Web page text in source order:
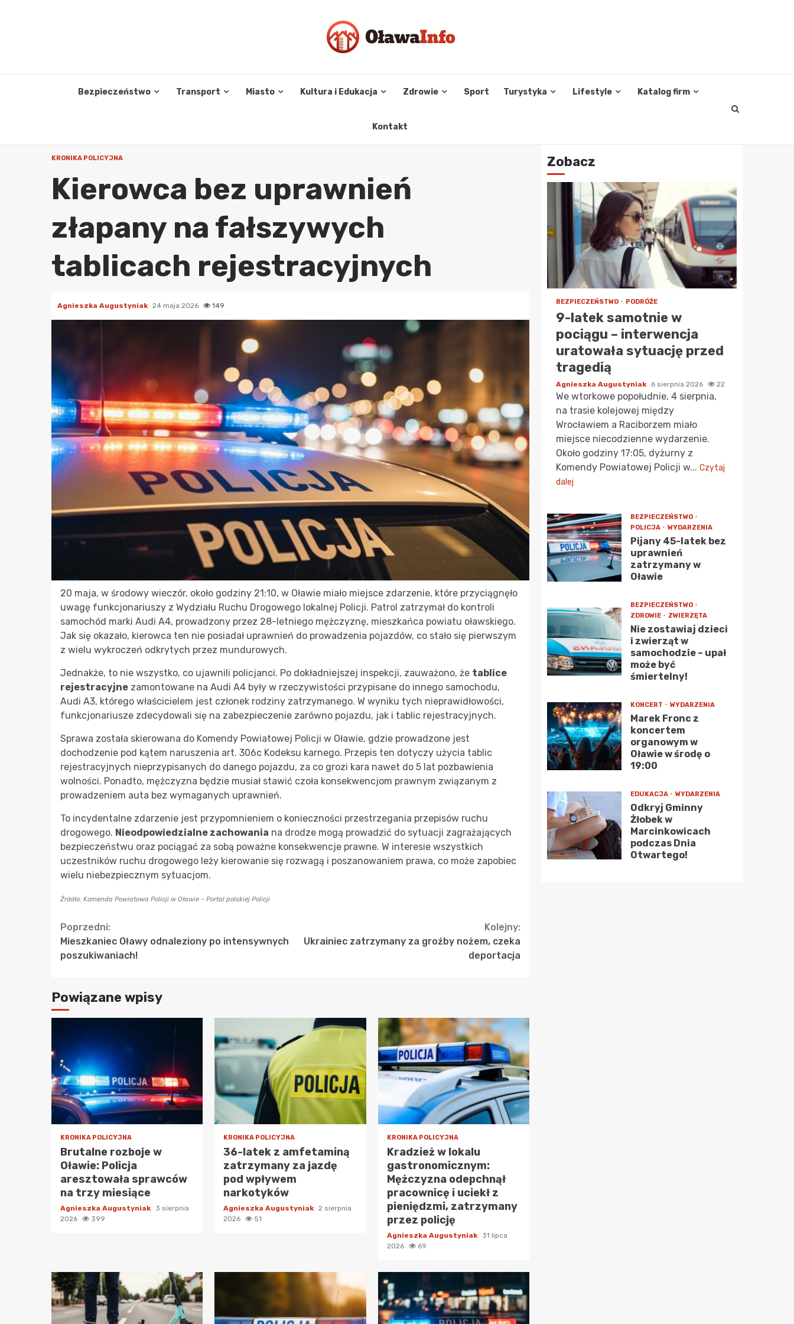
Bezpieczeństwo Transport Miasto Kultura i Edukacja Zdrowie Sport Turystyka Lifestyle Katalog firm
Kontakt
KRONIKA POLICYJNA
Kierowca bez uprawnień
złapany na fałszywych
tablicach rejestracyjnych
Agnieszka Augustyniak 24 maja 2026 149
20 maja, w środowy wieczór, około godziny 21:10, w Oławie miało miejsce zdarzenie, które przyciągnęło
uwagę funkcjonariuszy z Wydziału Ruchu Drogowego lokalnej Policji. Patrol zatrzymał do kontroli
samochód marki Audi A4, prowadzony przez 28-letniego mężczyznę, mieszkańca powiatu oławskiego.
Jak się okazało, kierowca ten nie posiadał uprawnień do prowadzenia pojazdów, co stało się pierwszym
z wielu wykroczeń odkrytych przez mundurowych.
Jednakże, to nie wszystko, co ujawnili policjanci. Po dokładniejszej inspekcji, zauważono, że tablice
rejestracyjne zamontowane na Audi A4 były w rzeczywistości przypisane do innego samochodu,
Audi A3, którego właścicielem jest członek rodziny zatrzymanego. W wyniku tych nieprawidłowości,
funkcjonariusze zdecydowali się na zabezpieczenie zarówno pojazdu, jak i tablic rejestracyjnych.
Sprawa została skierowana do Komendy Powiatowej Policji w Oławie, gdzie prowadzone jest
dochodzenie pod kątem naruszenia art. 306c Kodeksu karnego. Przepis ten dotyczy użycia tablic
rejestracyjnych nieprzypisanych do danego pojazdu, za co grozi kara nawet do 5 lat pozbawienia
wolności. Ponadto, mężczyzna będzie musiał stawić czoła konsekwencjom prawnym związanym z
prowadzeniem auta bez wymaganych uprawnień.
To incydentalne zdarzenie jest przypomnieniem o konieczności przestrzegania przepisów ruchu
drogowego. Nieodpowiedzialne zachowania na drodze mogą prowadzić do sytuacji zagrażających
bezpieczeństwu oraz pociągać za sobą poważne konsekwencje prawne. W interesie wszystkich
uczestników ruchu drogowego leży kierowanie się rozwagą i poszanowaniem prawa, co może zapobiec
wielu niebezpiecznym sytuacjom.
Źródło: Komenda Powiatowa Policji w Oławie – Portal polskiej Policji
Continue
Reading
Poprzedni:
Mieszkaniec Oławy odnaleziony po intensywnych
poszukiwaniach!
Kolejny:
Ukrainiec zatrzymany za groźby nożem, czeka
deportacja
Powiązane wpisy
KRONIKA POLICYJNA
Brutalne rozboje w
Oławie: Policja
aresztowała sprawców
na trzy miesiące
Agnieszka Augustyniak 3 sierpnia
2026
399
KRONIKA POLICYJNA
36-latek z amfetaminą
zatrzymany za jazdę
pod wpływem
narkotyków
Agnieszka Augustyniak 2 sierpnia
2026
51
KRONIKA POLICYJNA
Kradzież w lokalu
gastronomicznym:
Mężczyzna odepchnął
pracownicę i uciekł z
pieniędzmi, zatrzymany
przez policję
Agnieszka Augustyniak 31 lipca
2026
69
Zobacz
BEZPIECZEŃSTWO PODRÓŻE
9-latek samotnie w
pociągu – interwencja
uratowała sytuację przed
tragedią
Agnieszka Augustyniak 6 sierpnia 2026 22
We wtorkowe popołudnie, 4 sierpnia,
na trasie kolejowej między
Wrocławiem a Raciborzem miało
miejsce niecodzienne wydarzenie.
Około godziny 17:05, dyżurny z
Komendy Powiatowej Policji w... Czytaj
dalej
BEZPIECZEŃSTWO
POLICJA
WYDARZENIA
Pijany 45-latek bez
uprawnień
zatrzymany w
Oławie
BEZPIECZEŃSTWO
ZDROWIE
ZWIERZĘTA
Nie zostawiaj dzieci
i zwierząt w
samochodzie – upał
może być
śmiertelny!
KONCERT WYDARZENIA
Marek Fronc z
koncertem
organowym w
Oławie w środę o
19:00
EDUKACJA WYDARZENIA
Odkryj Gminny
Żłobek w
Marcinkowicach
podczas Dnia
Otwartego!